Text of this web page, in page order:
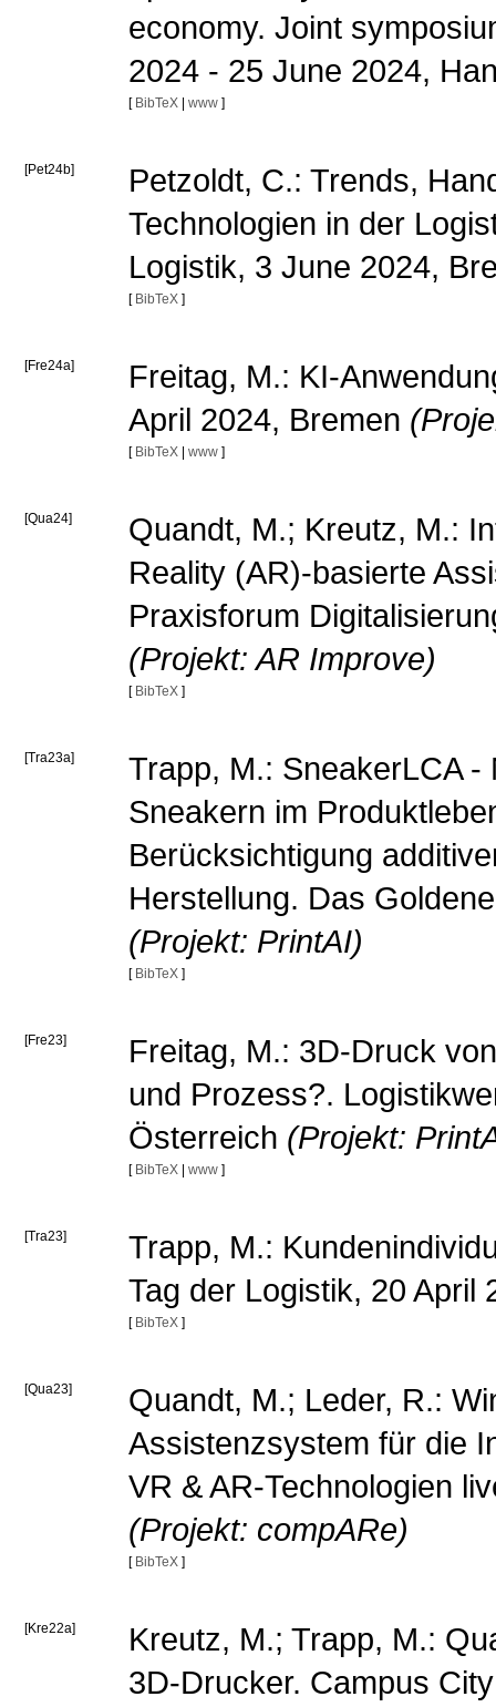
economy. Joint
2024 - 25 June 2024,
[ BibTeX| www ]
[Pet24b]
Petzoldt, C.: Trends,
Technologien in der
Logistik, 3 June 2024,
[ BibTeX ]
[Fre24a]
Freitag, M.: KI-
April 2024, Bremen
[ BibTeX| www ]
[Qua24]
Quandt, M.; Kreutz, M.:
Reality (AR)-basierte
Praxisforum
(Projekt: AR Improve)
[ BibTeX ]
[Tra23a]
Trapp, M.: SneakerLCA
Sneakern im
Berücksichtigung
Herstellung. Das
(Projekt: PrintAI)
[ BibTeX ]
[Fre23]
Freitag, M.: 3D-Druck
und Prozess?.
Österreich (Projekt:
[ BibTeX| www ]
[Tra23]
Trapp, M.:
Tag der Logistik, 20 April
[ BibTeX ]
[Qua23]
Quandt, M.; Leder, R.:
Assistenzsystem für die
VR & AR-Technologien
(Projekt: compARe)
[ BibTeX ]
[Kre22a]
Kreutz, M.; Trapp, M.:
3D-Drucker. Campus